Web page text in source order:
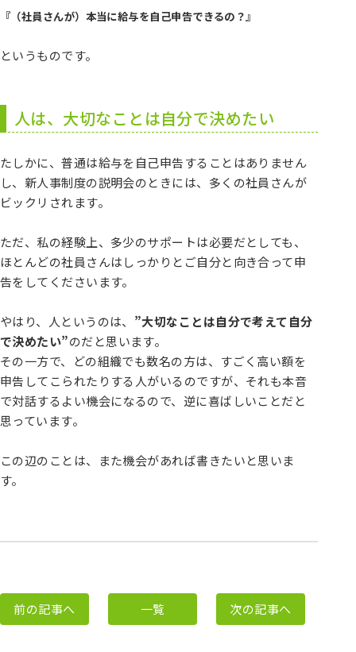
『（社員さんが）本当に給与を自己申告できるの？』
というものです。
人は、大切なことは自分で決めたい
たしかに、普通は給与を自己申告することはありません
し、新人事制度の説明会のときには、多くの社員さんが
ビックリされます。
ただ、私の経験上、多少のサポートは必要だとしても、
ほとんどの社員さんはしっかりとご自分と向き合って申
告をしてくださいます。
やはり、人というのは、 ”大切なことは自分で考えて自分
で決めたい”のだと思います。
その一方で、どの組織でも数名の方は、すごく高い額を
申告してこられたりする人がいるのですが、それも本音
で対話するよい機会になるので、逆に喜ばしいことだと
思っています。
この辺のことは、また機会があれば書きたいと思いま
す。
前の記事へ 一覧 次の記事へ